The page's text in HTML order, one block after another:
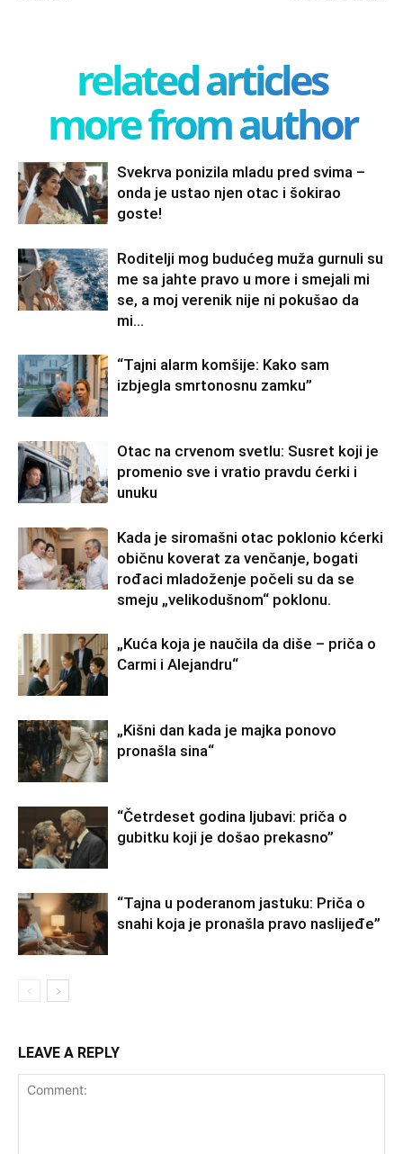
related articles
more from author
Svekrva ponizila mladu pred svima –
onda je ustao njen otac i šokirao
goste!
Roditelji mog budućeg muža gurnuli su
me sa jahte pravo u more i smejali mi
se, a moj verenik nije ni pokušao da
mi...
“Tajni alarm komšije: Kako sam
izbjegla smrtonosnu zamku”
Otac na crvenom svetlu: Susret koji je
promenio sve i vratio pravdu ćerki i
unuku
Kada je siromašni otac poklonio kćerki
običnu koverat za venčanje, bogati
rođaci mladoženje počeli su da se
smeju „velikodušnom“ poklonu.
„Kuća koja je naučila da diše – priča o
Carmi i Alejandru“
„Kišni dan kada je majka ponovo
pronašla sina“
“Četrdeset godina ljubavi: priča o
gubitku koji je došao prekasno”
“Tajna u poderanom jastuku: Priča o
snahi koja je pronašla pravo naslijeđe”
LEAVE A REPLY